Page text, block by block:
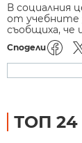
В социалния
от учебните
съобщиха,
Сподели
ТОП 24